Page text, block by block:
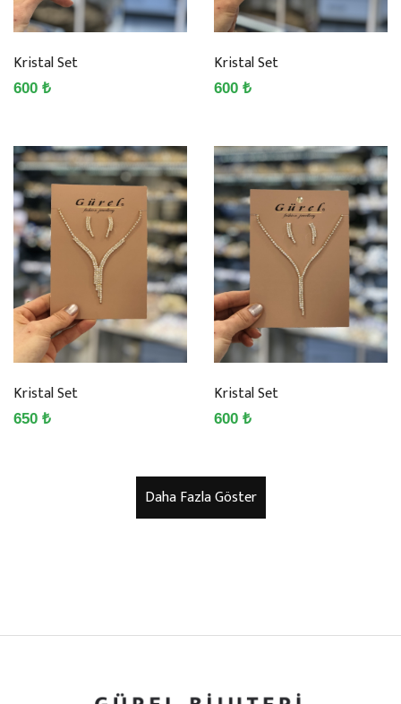
Kristal Set
600 ₺
Kristal Set
600 ₺
Kristal Set
650 ₺
Kristal Set
600 ₺